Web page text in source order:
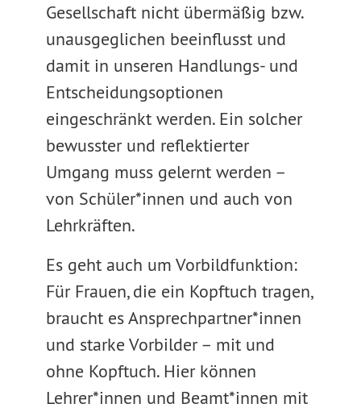
Gesellschaft nicht übermäßig bzw.
unausgeglichen beeinflusst und
damit in unseren Handlungs- und
Entscheidungsoptionen
eingeschränkt werden. Ein solcher
bewusster und reflektierter
Umgang muss gelernt werden –
von Schüler*innen und auch von
Lehrkräften.
Es geht auch um Vorbildfunktion:
Für Frauen, die ein Kopftuch tragen,
braucht es Ansprechpartner*innen
und starke Vorbilder – mit und
ohne Kopftuch. Hier können
Lehrer*innen und Beamt*innen mit